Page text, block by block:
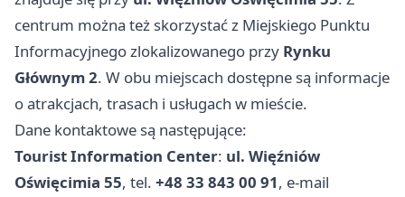
centrum można też skorzystać z Miejskiego Punktu
Informacyjnego zlokalizowanego przy Rynku
Głównym 2. W obu miejscach dostępne są informacje
o atrakcjach, trasach i usługach w mieście.
Dane kontaktowe są następujące:
Tourist Information Center: ul. Więźniów
Oświęcimia 55, tel. +48 33 843 00 91, e‑mail